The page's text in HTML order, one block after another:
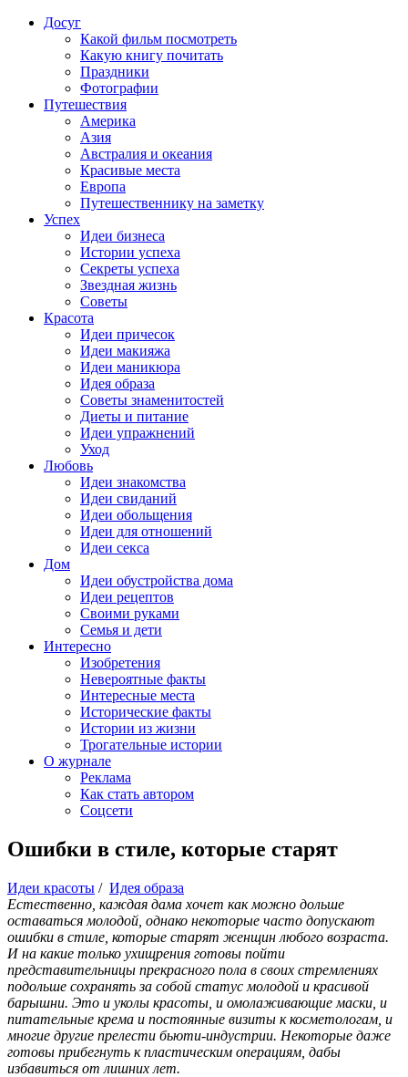
Досуг
Какой фильм посмотреть
Какую книгу почитать
Праздники
Фотографии
Путешествия
Америка
Азия
Австралия и океания
Красивые места
Европа
Путешественнику на заметку
Успех
Идеи бизнеса
Истории успеха
Секреты успеха
Звездная жизнь
Советы
Красота
Идеи причесок
Идеи макияжа
Идеи маникюра
Идея образа
Советы знаменитостей
Диеты и питание
Идеи упражнений
Уход
Любовь
Идеи знакомства
Идеи свиданий
Идеи обольщения
Идеи для отношений
Идеи секса
Дом
Идеи обустройства дома
Идеи рецептов
Своими руками
Семья и дети
Интересно
Изобретения
Невероятные факты
Интересные места
Исторические факты
Истории из жизни
Трогательные истории
О журнале
Реклама
Как стать автором
Соцсети
Ошибки в стиле, которые старят
Идеи красоты / Идея образа
Естественно, каждая дама хочет как можно дольше
оставаться молодой, однако некоторые часто допускают
ошибки в стиле, которые старят женщин любого возраста.
И на какие только ухищрения готовы пойти
представительницы прекрасного пола в своих стремлениях
подольше сохранять за собой статус молодой и красивой
барышни. Это и уколы красоты, и омолаживающие маски, и
питательные крема и постоянные визиты к косметологам, и
многие другие прелести бьюти-индустрии. Некоторые даже
готовы прибегнуть к пластическим операциям, дабы
избавиться от лишних лет.